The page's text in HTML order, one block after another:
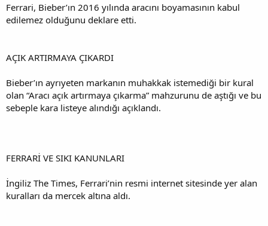
Ferrari, Bieber’ın 2016 yılında aracını boyamasının kabul
edilemez olduğunu deklare etti.
AÇIK ARTIRMAYA ÇIKARDI
Bieber’ın ayrıyeten markanın muhakkak istemediği bir kural
olan “Aracı açık artırmaya çıkarma” mahzurunu de aştığı ve bu
sebeple kara listeye alındığı açıklandı.
FERRARİ VE SIKI KANUNLARI
İngiliz The Times, Ferrari’nin resmi internet sitesinde yer alan
kuralları da mercek altına aldı.